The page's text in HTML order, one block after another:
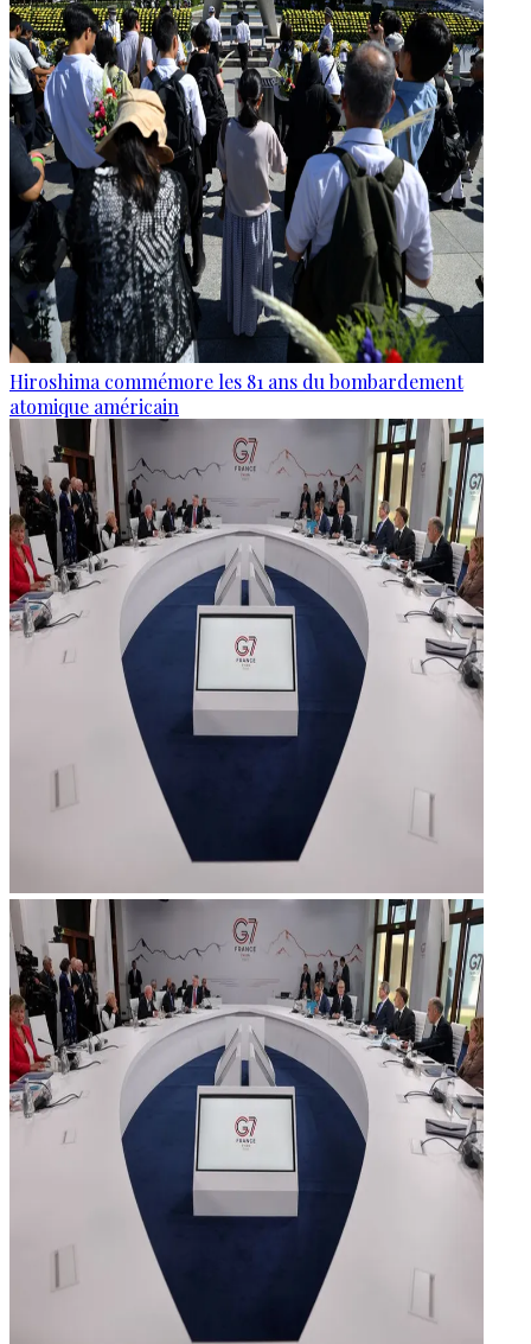
Hiroshima commémore les 81 ans du bombardement
atomique américain